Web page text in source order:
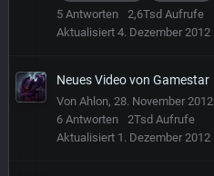
5 Antworten 2,6Tsd Aufrufe
Aktualisiert 4. Dezember 2012
Neues Video von Gamestar
Von Ahlon, 28. November 2012
6 Antworten 2Tsd Aufrufe
Aktualisiert 1. Dezember 2012